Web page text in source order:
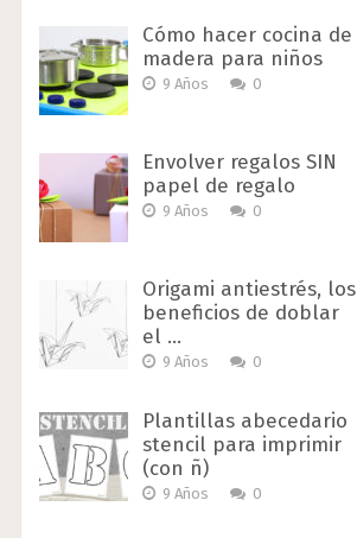
Cómo hacer cocina de
madera para niños
9 Años 0
Envolver regalos SIN
papel de regalo
9 Años 0
Origami antiestrés, los
beneficios de doblar
el …
9 Años 0
Plantillas abecedario
stencil para imprimir
(con ñ)
9 Años 0